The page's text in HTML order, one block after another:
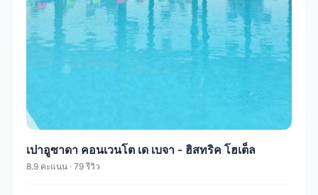
เปาอูซาดา คอนเวนโต เด เบจา - ฮิสทริค โฮเต็ล
8.9 คะแนน · 79 รีวิว